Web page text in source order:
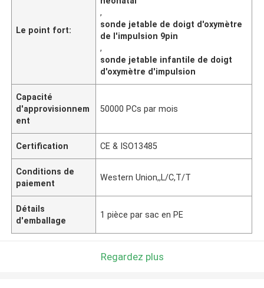
Le point fort:
,
sonde jetable de doigt d'oxymètre
de l'impulsion 9pin
,
sonde jetable infantile de doigt
d'oxymètre d'impulsion
Capacité
d'approvisionnem
ent
50000 PCs par mois
Certification CE & ISO13485
Conditions de
paiement
Western Union,,L/C,T/T
Détails
d'emballage
1 pièce par sac en PE
Regardez plus